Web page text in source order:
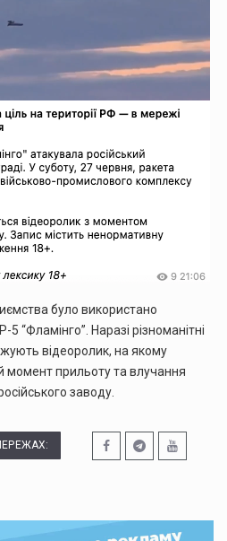
було використано
5 “Фламінго”. Наразі різноманітні
відеоролик, на якому
момент прильоту та влучання
заводу.